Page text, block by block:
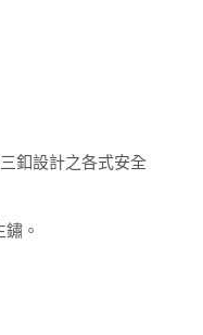
釦設計之各式安全
。